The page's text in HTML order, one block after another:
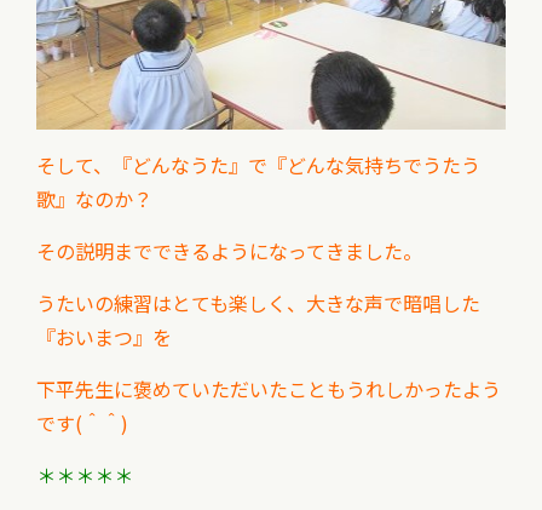
そして、『どんなうた』で『どんな気持ちでうたう
歌』 なのか？
その説明までできるようになってきました。
うたいの練習はとても楽しく、大きな声で暗唱した
『おいまつ』を
下平先生に褒めていただいたこともうれしかったよう
です(＾＾)
＊＊＊＊＊